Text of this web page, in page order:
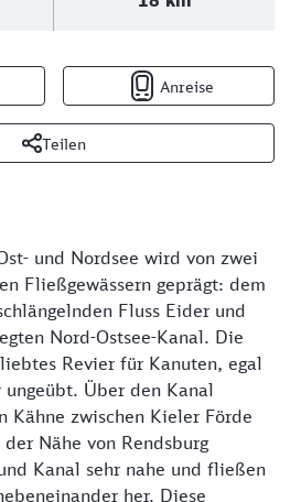
Anreise
Teilen
und Nordsee wird von zwei
Fließgewässern geprägt: dem
Fluss Eider und
Nord-Ostsee-Kanal. Die
Revier für Kanuten, egal
Über den Kanal
Kähne zwischen Kieler Förde
Nähe von Rendsburg
Kanal sehr nahe und fließen
her. Diese